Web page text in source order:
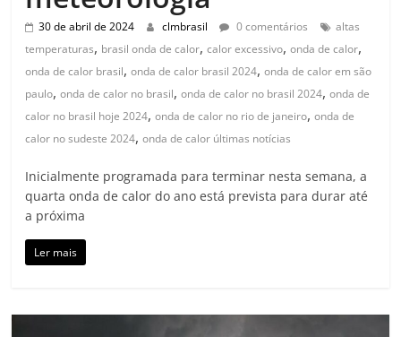
30 de abril de 2024 clmbrasil 0 comentários
altas
temperaturas, brasil onda de calor,calor excessivo,onda de calor,
onda de calor brasil,onda de calor brasil 2024,onda de calor em são
paulo,onda de calor no brasil,onda de calor no brasil 2024,onda de
calor no brasil hoje 2024,onda de calor no rio de janeiro,onda de
calor no sudeste 2024,onda de calor últimas notícias
Inicialmente programada para terminar nesta semana, a
quarta onda de calor do ano está prevista para durar até
a próxima
Ler mais